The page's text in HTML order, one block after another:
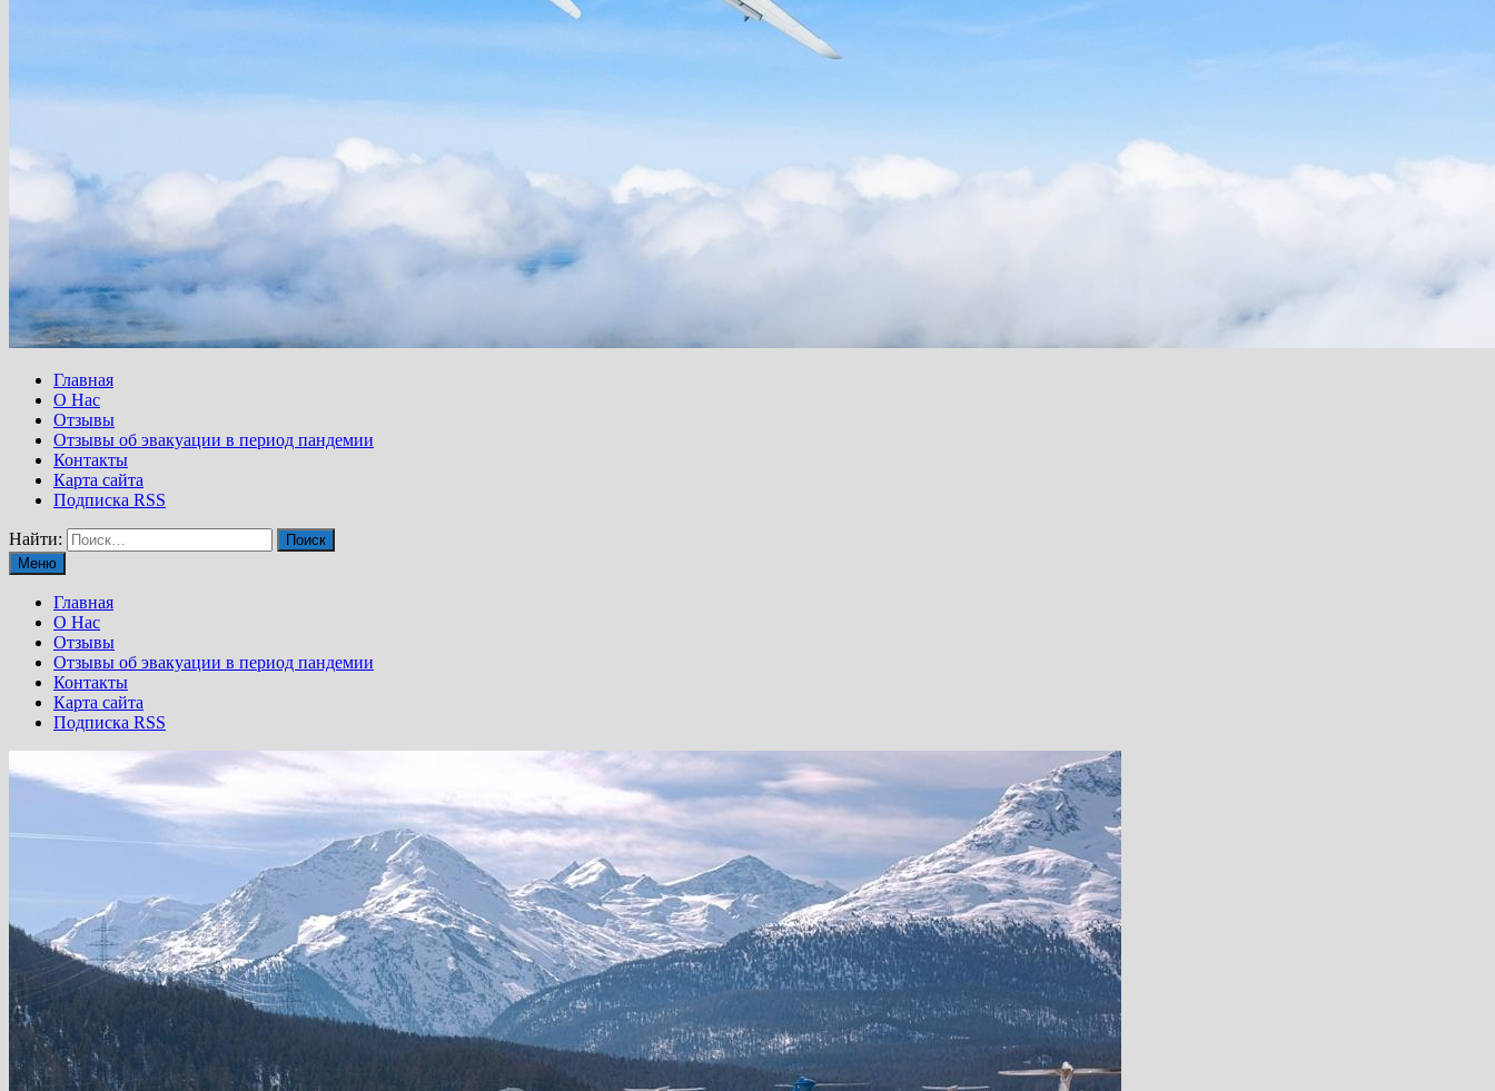
Главная
О Нас
Отзывы
Отзывы об эвакуации в период пандемии
Контакты
Карта сайта
Подписка RSS
Найти:
Меню
Главная
О Нас
Отзывы
Отзывы об эвакуации в период пандемии
Контакты
Карта сайта
Подписка RSS